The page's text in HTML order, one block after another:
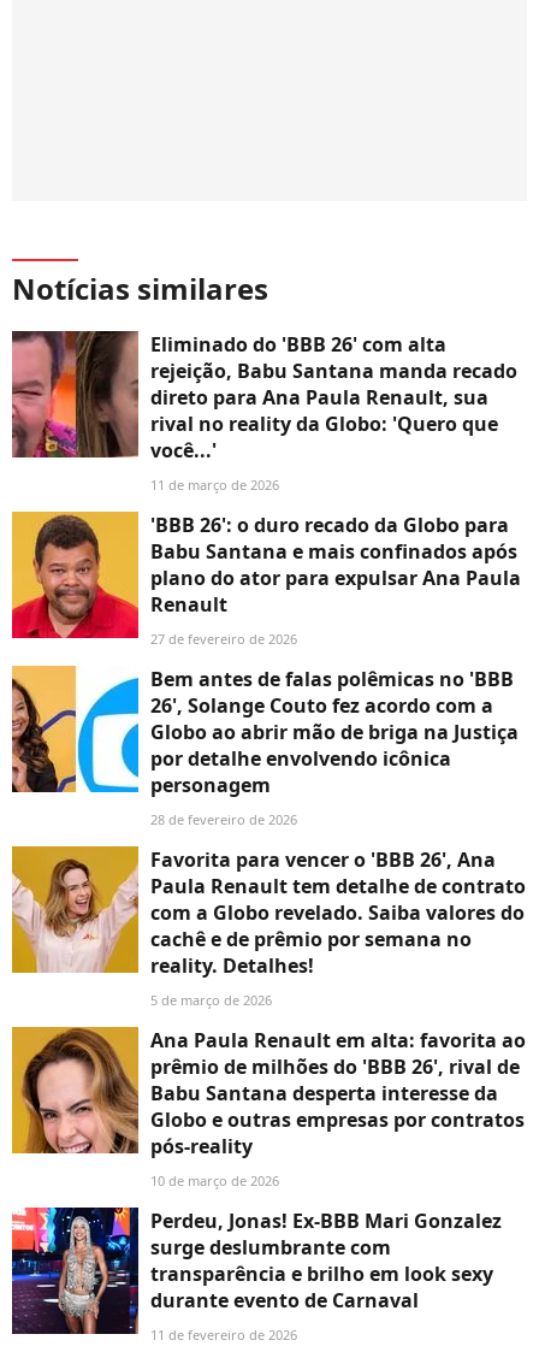
Notícias similares
Eliminado do 'BBB 26' com alta
rejeição, Babu Santana manda recado
direto para Ana Paula Renault, sua
rival no reality da Globo: 'Quero que
você...'
11 de março de 2026
'BBB 26': o duro recado da Globo para
Babu Santana e mais confinados após
plano do ator para expulsar Ana Paula
Renault
27 de fevereiro de 2026
Bem antes de falas polêmicas no 'BBB
26', Solange Couto fez acordo com a
Globo ao abrir mão de briga na Justiça
por detalhe envolvendo icônica
personagem
28 de fevereiro de 2026
Favorita para vencer o 'BBB 26', Ana
Paula Renault tem detalhe de contrato
com a Globo revelado. Saiba valores do
cachê e de prêmio por semana no
reality. Detalhes!
5 de março de 2026
Ana Paula Renault em alta: favorita ao
prêmio de milhões do 'BBB 26', rival de
Babu Santana desperta interesse da
Globo e outras empresas por contratos
pós-reality
10 de março de 2026
Perdeu, Jonas! Ex-BBB Mari Gonzalez
surge deslumbrante com
transparência e brilho em look sexy
durante evento de Carnaval
11 de fevereiro de 2026